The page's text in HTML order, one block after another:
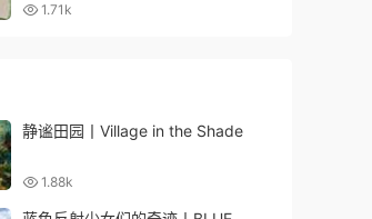
1.71k
静谧田园丨Village in the Shade
1.88k